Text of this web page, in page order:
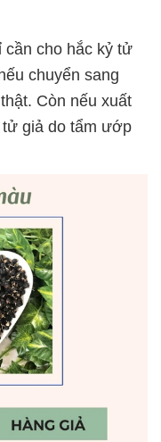
cần cho hắc kỷ tử
chuyển sang
Còn nếu xuất
tử giả do tẩm ướp